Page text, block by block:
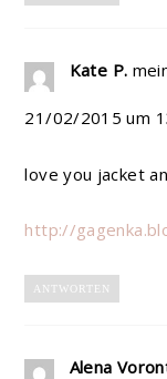
Kate P.
21/02/2015 um
love you jacket
http://
ANTWORTEN
Alena